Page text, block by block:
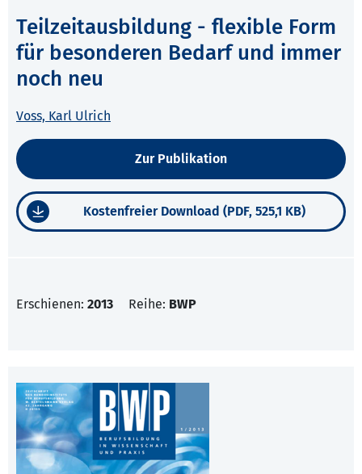
Teilzeitausbildung - flexible Form
für besonderen Bedarf und immer
noch neu
Voss, Karl Ulrich
Zur Publikation
Kostenfreier Download (PDF, 525,1 KB)
Erschienen: 2013 Reihe: BWP